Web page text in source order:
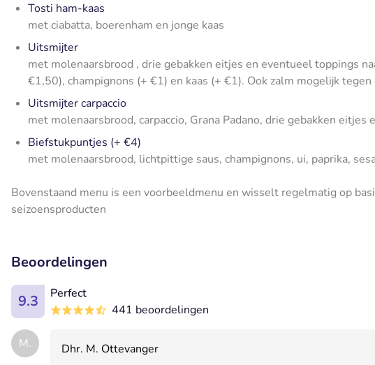
Tosti ham-kaas
met ciabatta, boerenham en jonge kaas
Uitsmijter
met molenaarsbrood , drie gebakken eitjes en eventueel toppings
€1,50), champignons (+ €1) en kaas (+ €1). Ook zalm mogelijk
Uitsmijter carpaccio
met molenaarsbrood, carpaccio, Grana Padano, drie gebakken eitjes
Biefstukpuntjes (+ €4)
met molenaarsbrood, lichtpittige saus, champignons, ui, paprika,
Bovenstaand menu is een voorbeeldmenu en wisselt regelmatig op
seizoensproducten
Beoordelingen
9.3
Perfect
441 beoordelingen
M.
Dhr. M. Ottevanger